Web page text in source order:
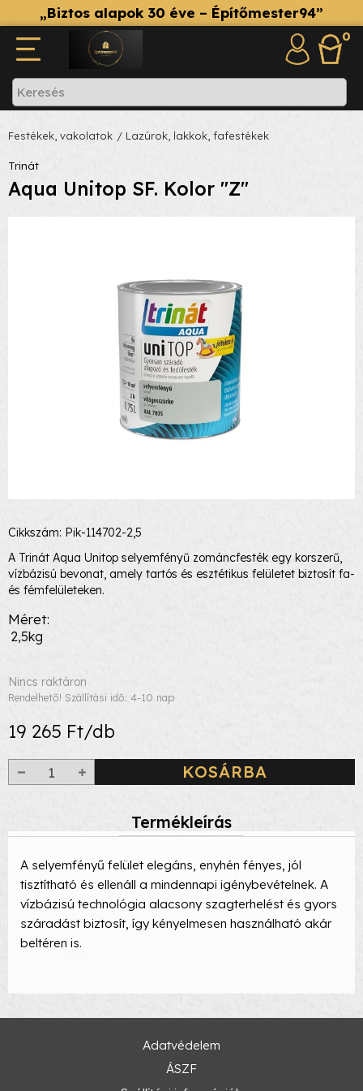
„Biztos alapok 30 éve – Építőmester94”
0
Festékek, vakolatok / Lazúrok, lakkok, fafestékek
Trinát
Aqua Unitop SF. Kolor "Z"
Cikkszám: Pik-114702-2,5
A Trinát Aqua Unitop selyemfényű zománcfesték egy korszerű,
vízbázisú bevonat, amely tartós és esztétikus felületet biztosít fa-
és fémfelületeken.
Méret
2,5kg
Nincs raktáron
Rendelhető! Szállítási idő: 4-10 nap
19 265 Ft/db
KOSÁRBA
Termékleírás
A selyemfényű felület elegáns, enyhén fényes, jól
tisztítható és ellenáll a mindennapi igénybevételnek. A
vízbázisú technológia alacsony szagterhelést és gyors
száradást biztosít, így kényelmesen használható akár
beltéren is.
Adatvédelem
ÁSZF